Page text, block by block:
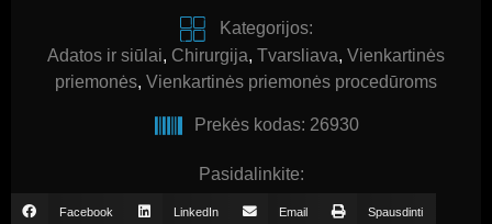
Kategorijos:
Adatos ir siūlai, Chirurgija, Tvarsliava, Vienkartinės
priemonės, Vienkartinės priemonės procedūroms
Prekės kodas: 26930
Pasidalinkite:
Facebook LinkedIn Email Spausdinti